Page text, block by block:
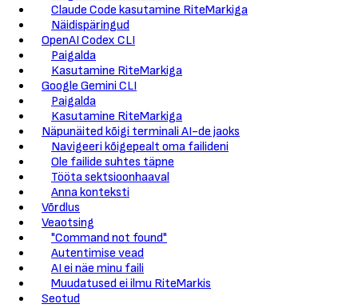
Claude Code kasutamine RiteMarkiga
Näidispäringud
OpenAI Codex CLI
Paigalda
Kasutamine RiteMarkiga
Google Gemini CLI
Paigalda
Kasutamine RiteMarkiga
Näpunäited kõigi terminali AI-de jaoks
Navigeeri kõigepealt oma failideni
Ole failide suhtes täpne
Tööta sektsioonhaaval
Anna konteksti
Võrdlus
Veaotsing
"Command not found"
Autentimise vead
AI ei näe minu faili
Muudatused ei ilmu RiteMarkis
Seotud